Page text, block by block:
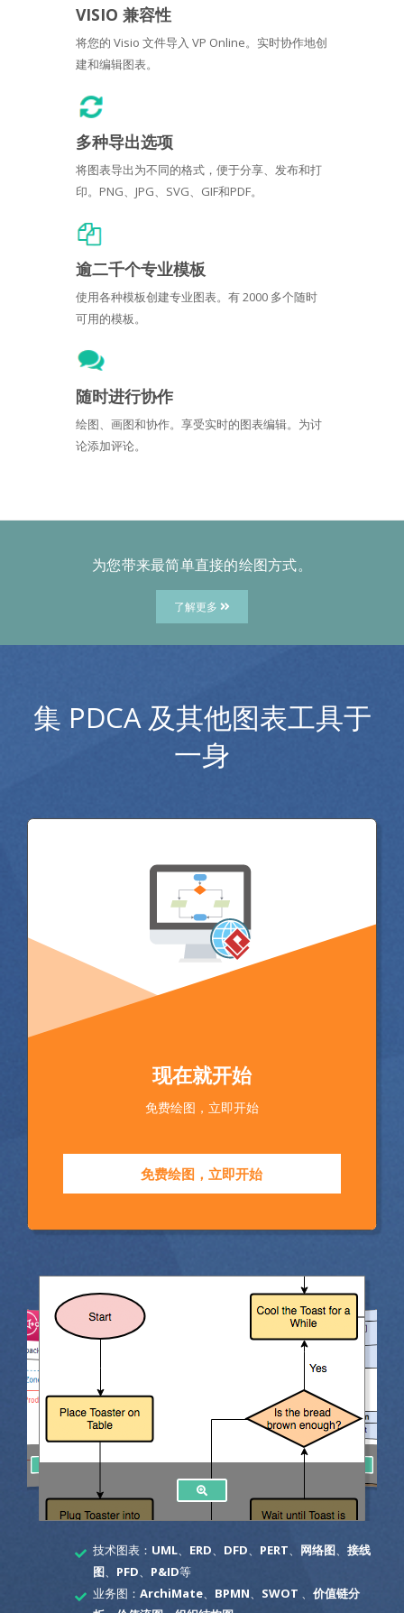
VISIO 兼容性
将您的 Visio 文件导入 VP Online。实时协作地创
建和编辑图表。
多种导出选项
将图表导出为不同的格式，便于分享、发布和打
印。PNG、JPG、SVG、GIF和PDF。
逾二千个专业模板
使用各种模板创建专业图表。有 2000 多个随时
可用的模板。
随时进行协作
绘图、画图和协作。享受实时的图表编辑。为讨
论添加评论。
为您带来最简单直接的绘图方式。
了解更多
集 PDCA 及其他图表工具于
一身
现在就开始
免费绘图，立即开始
免费绘图，立即开始
技术图表： UML、 ERD DFD PERT 网络图、 接线
图、 PFD P&ID等
业务图： ArchiMate、 BPMN SWOT
价值链分